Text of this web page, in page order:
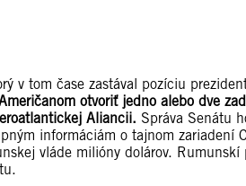
v tom čase zastával pozíciu
otvoriť jedno alebo dve
Aliancii. Správa Senátu
informáciám o tajnom zariadení
vláde milióny dolárov. Rumunskí